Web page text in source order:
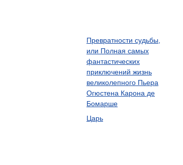
Превратности судьбы,
или Полная самых
фантастических
приключений жизнь
великолепного Пьера
Огюстена Карона де
Бомарше
Царь